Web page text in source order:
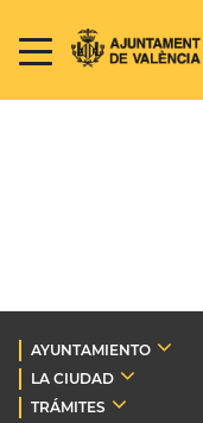
AYUNTAMIENTO
LA CIUDAD
TRÁMITES